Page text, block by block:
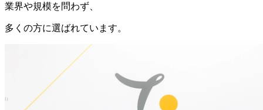
業界や規模を問わず、
多くの方に選ばれています。